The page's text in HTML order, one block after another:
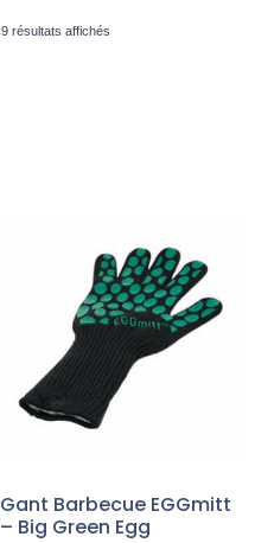
9 résultats affichés
Gant Barbecue EGGmitt
– Big Green Egg